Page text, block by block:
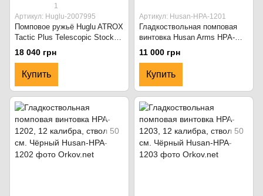
1
Артикул: Huglu-2007995
Помповое ружьё Huglu ATROX
Tactic Plus Telescopic Stock
12/47 см чёрное
18 040 грн
Купить
Артикул: Husan-HPA-1201
Гладкоствольная помповая
винтовка Husan Arms HPA-
1201, 12 калибра, ствол 50
см. Чёрный
11 000 грн
Купить